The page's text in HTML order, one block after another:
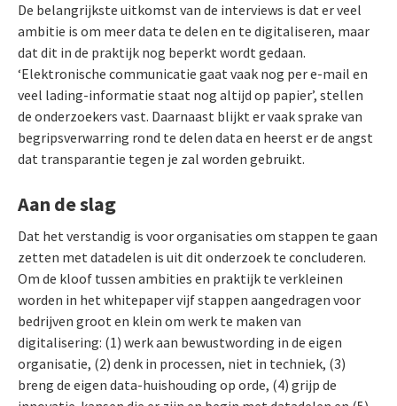
De belangrijkste uitkomst van de interviews is dat er veel
ambitie is om meer data te delen en te digitaliseren, maar
dat dit in de praktijk nog beperkt wordt gedaan.
‘Elektronische communicatie gaat vaak nog per e-mail en
veel lading-informatie staat nog altijd op papier’, stellen
de onderzoekers vast. Daarnaast blijkt er vaak sprake van
begripsverwarring rond te delen data en heerst er de angst
dat transparantie tegen je zal worden gebruikt.
Aan de slag
Dat het verstandig is voor organisaties om stappen te gaan
zetten met datadelen is uit dit onderzoek te concluderen.
Om de kloof tussen ambities en praktijk te verkleinen
worden in het whitepaper vijf stappen aangedragen voor
bedrijven groot en klein om werk te maken van
digitalisering: (1) werk aan bewustwording in de eigen
organisatie, (2) denk in processen, niet in techniek, (3)
breng de eigen data-huishouding op orde, (4) grijp de